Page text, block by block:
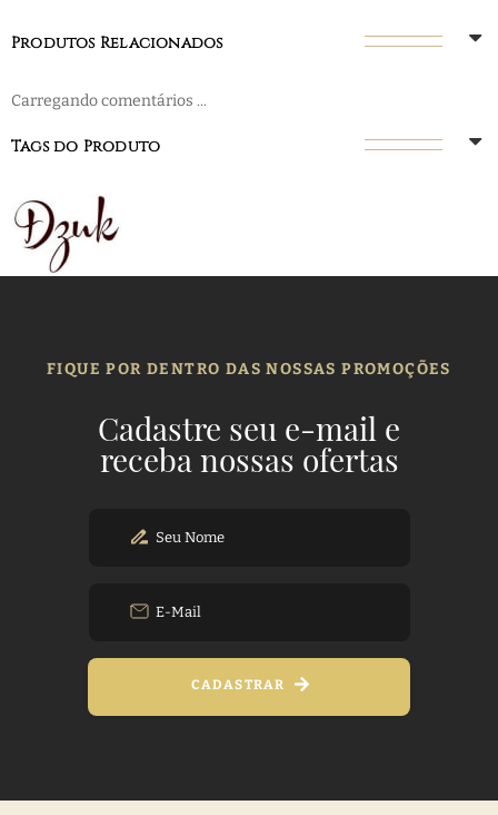
Produtos Relacionados
Carregando comentários ...
Tags do Produto
FIQUE POR DENTRO DAS NOSSAS PROMOÇÕES
Cadastre seu e-mail e
receba nossas ofertas
CADASTRAR